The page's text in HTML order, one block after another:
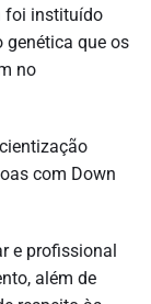
foi instituído
genética que os
no
com Down
e profissional
além de